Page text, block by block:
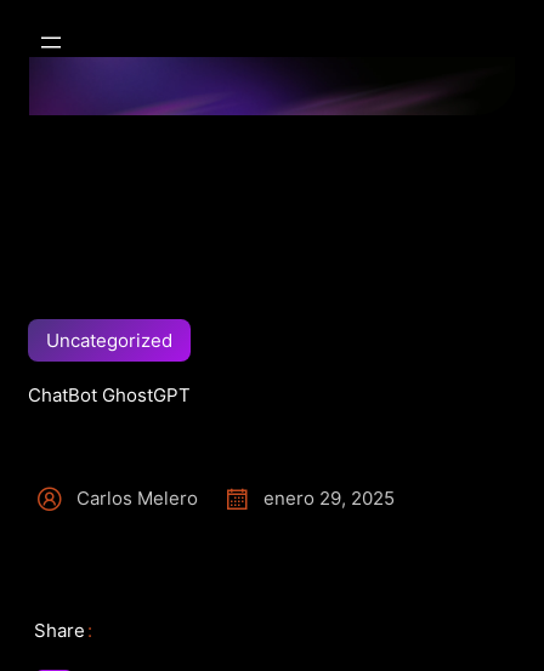
Uncategorized
ChatBot GhostGPT
Carlos Melero enero 29, 2025
Share :